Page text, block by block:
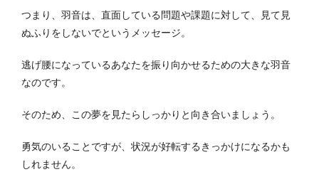
つまり、羽音は、直面している問題や課題に対して、見て見
ぬふりをしないでというメッセージ。
逃げ腰になっているあなたを振り向かせるための大きな羽音
なのです。
そのため、この夢を見たらしっかりと向き合いましょう。
勇気のいることですが、状況が好転するきっかけになるかも
しれません。